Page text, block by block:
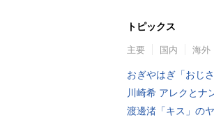
トピックス
主要 国内 海外
おぎやはぎ「おじ
川崎希 アレクとナ
渡邊渚「キス」の